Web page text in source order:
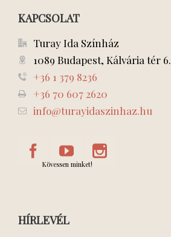
KAPCSOLAT
Turay Ida Színház
1089 Budapest, Kálvária tér 6.
+36 1 379 8236
+36 70 607 2620
info@turayidaszinhaz.hu
Kövessen minket!
HÍRLEVÉL